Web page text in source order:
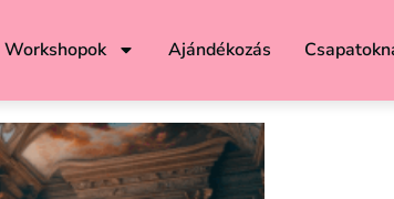
Workshopok Ajándékozás